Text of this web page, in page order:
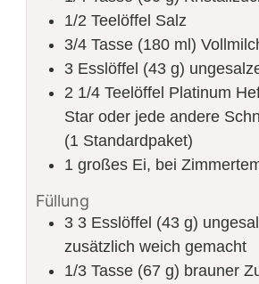
1/2 Teelöffel Salz
3/4 Tasse (180 ml)
3 Esslöffel (43 g)
2 1/4 Teelöffel Platinum
Star oder jede andere
(1 Standardpaket)
1 großes Ei, bei
Füllung
3 3 Esslöffel (43 g)
zusätzlich weich gemacht
1/3 Tasse (67 g) brauner